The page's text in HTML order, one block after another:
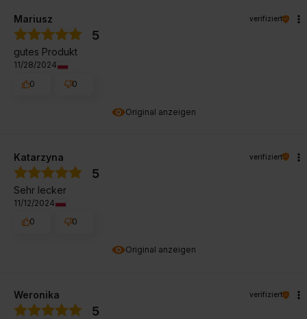
Original anzeigen
Mariusz verifiziert
5
gutes Produkt
11/28/2024
0
0
Original anzeigen
Katarzyna verifiziert
5
Sehr lecker
11/12/2024
0
0
Weronika verifiziert
5